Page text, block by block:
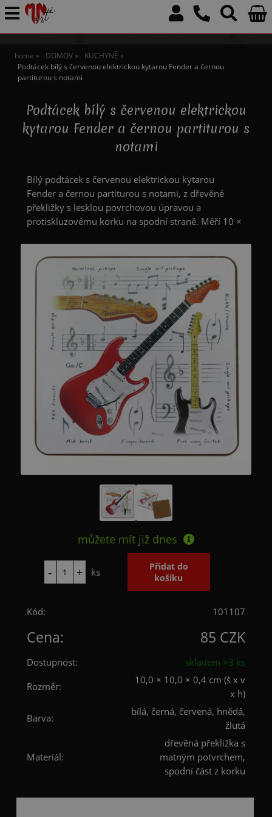
home DOMOV
KUCHYNĚ
Podtácek bílý s červenou elektrickou kytarou Fender a černou
partiturou s notami
Podtácek bílý s červenou elektrickou
kytarou Fender a černou partiturou s
notami
Bílý podtácek s červenou elektrickou kytarou
Fender a černou partiturou s notami, z dřevěné
překližky s lesklou povrchovou úpravou a
protiskluzovému korku na spodní straně. Měří 10 ×
můžete mít již dnes
ks
Kód: 101107
Cena: 85 CZK
Dostupnost:
skladem >3 ks
Rozměr:
10,0 × 10,0 × 0,4 cm (š x v
x h)
Barva:
bílá, černá, červená, hnědá,
žlutá
Materiál:
dřevěná překližka s
matným potvrchem,
spodní část z korku